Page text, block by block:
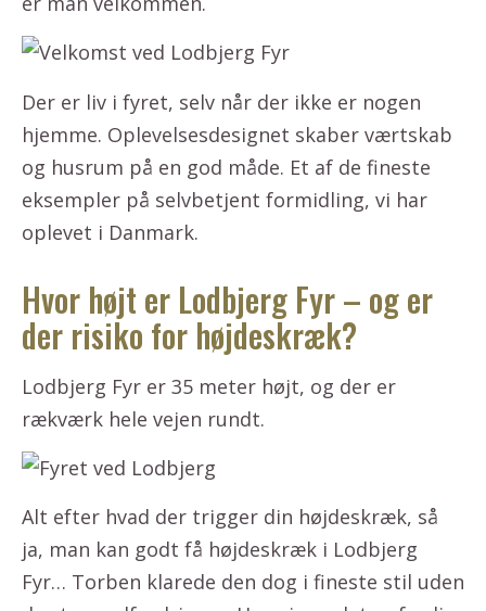
Der er liv i fyret, selv når der ikke er nogen
hjemme. Oplevelsesdesignet skaber værtskab
og husrum på en god måde. Et af de fineste
eksempler på selvbetjent formidling, vi har
oplevet i Danmark.
Hvor højt er Lodbjerg Fyr – og er
der risiko for højdeskræk?
Lodbjerg Fyr er 35 meter højt, og der er
rækværk hele vejen rundt.
Alt efter hvad der trigger din højdeskræk, så
ja, man kan godt få højdeskræk i Lodbjerg
Fyr… Torben klarede den dog i fineste stil uden